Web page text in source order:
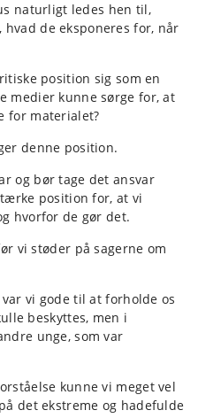
naturligt ledes hen til,
de eksponeres for, når
position sig som en
medier kunne sørge for, at
for materialet?
denne position.
og bør tage det ansvar
position for, at vi
hvorfor de gør det.
vi støder på sagerne om
vi gode til at forholde os
beskyttes, men i
unge, som var
kunne vi meget vel
det ekstreme og hadefulde